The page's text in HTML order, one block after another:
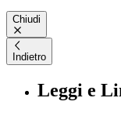
Chiudi
Indietro
Leggi e